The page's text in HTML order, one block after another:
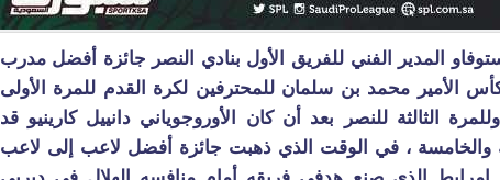
المدير الفني للفريق الأول بنادي النصر جائزة أفضل مدرب
الـ 12 لدوري كأس الأمير محمد بن سلمان للمحترفين لكرة القدم للمرة الأولى
الثالثة للنصر بعد أن كان الأوروجوياني دانييل كارينيو قد
والخامسة ، في الوقت الذي ذهبت جائزة أفضل لاعب إلى لاعب